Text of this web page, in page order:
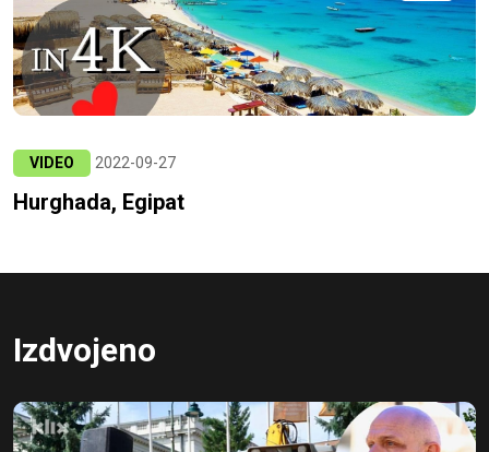
VIDEO 2022-09-27
Hurghada, Egipat
Izdvojeno